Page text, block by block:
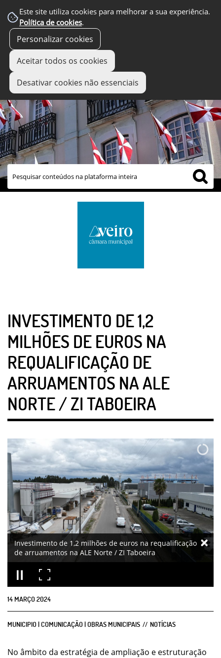
Este site utiliza cookies para melhorar a sua experiência.
Política de cookies.
Personalizar cookies
Aceitar todos os cookies
Desativar cookies não essenciais
links úteis
INVESTIMENTO DE 1,2
MILHÕES DE EUROS NA
REQUALIFICAÇÃO DE
ARRUAMENTOS NA ALE
NORTE / ZI TABOEIRA
Investimento de 1,2 milhões de euros na requalificação
de arruamentos na ALE Norte / ZI Taboeira
14 MARÇO2024
MUNICIPIO | COMUNICAÇÃO | OBRAS MUNICIPAIS NOTÍCIAS
No âmbito da estratégia de ampliação e estruturação